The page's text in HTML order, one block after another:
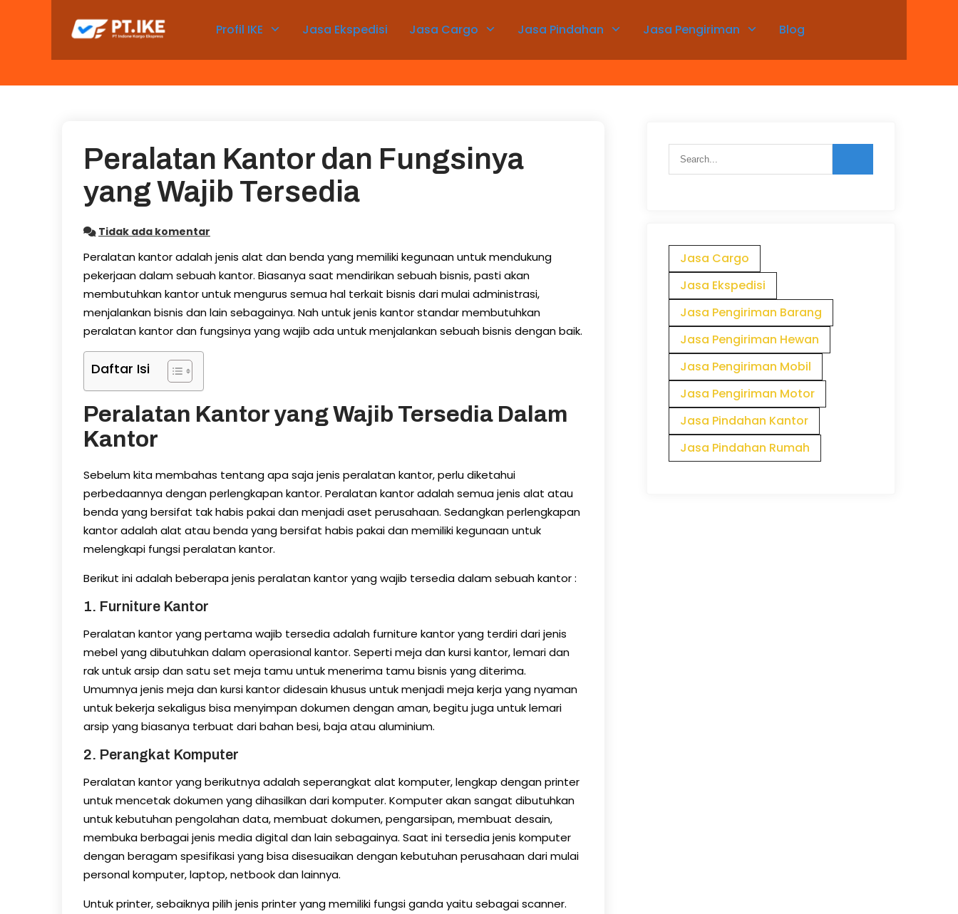
Profil IKE Jasa Ekspedisi Jasa Cargo Jasa Pindahan Jasa Pengiriman Blog
Peralatan Kantor dan Fungsinya
yang Wajib Tersedia
Tidak ada komentar
Peralatan kantor adalah jenis alat dan benda yang memiliki kegunaan untuk mendukung
pekerjaan dalam sebuah kantor. Biasanya saat mendirikan sebuah bisnis, pasti akan
membutuhkan kantor untuk mengurus semua hal terkait bisnis dari mulai administrasi,
menjalankan bisnis dan lain sebagainya. Nah untuk jenis kantor standar membutuhkan
peralatan kantor dan fungsinya yang wajib ada untuk menjalankan sebuah bisnis dengan baik.
Daftar Isi
Peralatan Kantor yang Wajib Tersedia Dalam
Kantor
Sebelum kita membahas tentang apa saja jenis peralatan kantor, perlu diketahui
perbedaannya dengan perlengkapan kantor. Peralatan kantor adalah semua jenis alat atau
benda yang bersifat tak habis pakai dan menjadi aset perusahaan. Sedangkan perlengkapan
kantor adalah alat atau benda yang bersifat habis pakai dan memiliki kegunaan untuk
melengkapi fungsi peralatan kantor.
Berikut ini adalah beberapa jenis peralatan kantor yang wajib tersedia dalam sebuah kantor :
1. Furniture Kantor
Peralatan kantor yang pertama wajib tersedia adalah furniture kantor yang terdiri dari jenis
mebel yang dibutuhkan dalam operasional kantor. Seperti meja dan kursi kantor, lemari dan
rak untuk arsip dan satu set meja tamu untuk menerima tamu bisnis yang diterima.
Umumnya jenis meja dan kursi kantor didesain khusus untuk menjadi meja kerja yang nyaman
untuk bekerja sekaligus bisa menyimpan dokumen dengan aman, begitu juga untuk lemari
arsip yang biasanya terbuat dari bahan besi, baja atau aluminium.
2. Perangkat Komputer
Peralatan kantor yang berikutnya adalah seperangkat alat komputer, lengkap dengan printer
untuk mencetak dokumen yang dihasilkan dari komputer. Komputer akan sangat dibutuhkan
untuk kebutuhan pengolahan data, membuat dokumen, pengarsipan, membuat desain,
membuka berbagai jenis media digital dan lain sebagainya. Saat ini tersedia jenis komputer
dengan beragam spesifikasi yang bisa disesuaikan dengan kebutuhan perusahaan dari mulai
personal komputer, laptop, netbook dan lainnya.
Untuk printer, sebaiknya pilih jenis printer yang memiliki fungsi ganda yaitu sebagai scanner.
Jasa Cargo
Jasa Ekspedisi
Jasa Pengiriman Barang
Jasa Pengiriman Hewan
Jasa Pengiriman Mobil
Jasa Pengiriman Motor
Jasa Pindahan Kantor
Jasa Pindahan Rumah